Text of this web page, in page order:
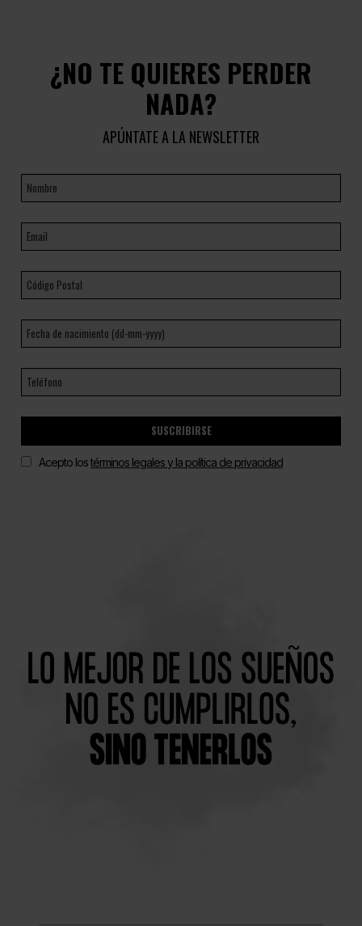
¿NO TE QUIERES PERDER
NADA?
APÚNTATE A LA NEWSLETTER
SUSCRIBIRSE
Acepto lostérminos legales y la política de privacidad